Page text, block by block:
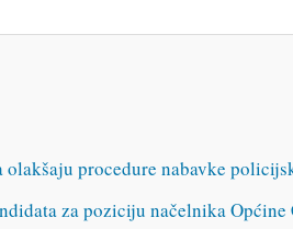
olakšaju procedure nabavke
za poziciju načelnika Općine